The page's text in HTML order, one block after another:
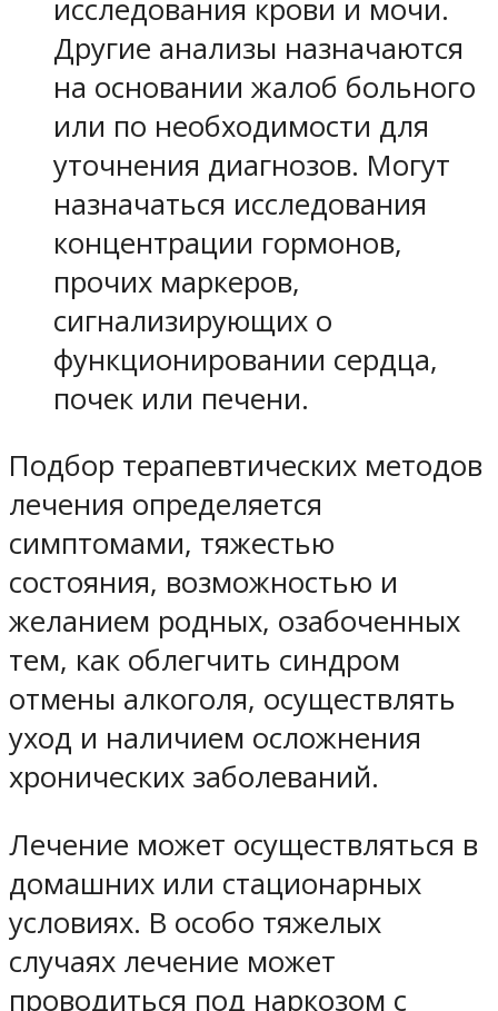
исследования крови и мочи.
Другие анализы назначаются
на основании жалоб больного
или по необходимости для
уточнения диагнозов. Могут
назначаться исследования
концентрации гормонов,
прочих маркеров,
сигнализирующих о
функционировании сердца,
почек или печени.
Подбор терапевтических методов
лечения определяется
симптомами, тяжестью
состояния, возможностью и
желанием родных, озабоченных
тем, как облегчить синдром
отмены алкоголя, осуществлять
уход и наличием осложнения
хронических заболеваний.
Лечение может осуществляться в
домашних или стационарных
условиях. В особо тяжелых
случаях лечение может
проводиться под наркозом с